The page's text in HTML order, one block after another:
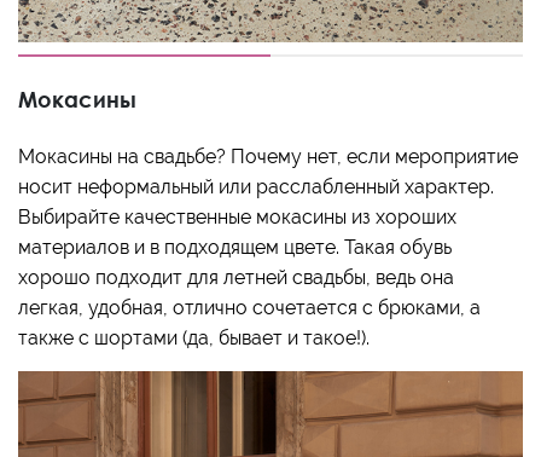
Мокасины
Мокасины на свадьбе? Почему нет, если мероприятие
носит неформальный или расслабленный характер.
Выбирайте качественные мокасины из хороших
материалов и в подходящем цвете. Такая обувь
хорошо подходит для летней свадьбы, ведь она
легкая, удобная, отлично сочетается с брюками, а
также с шортами (да, бывает и такое!).